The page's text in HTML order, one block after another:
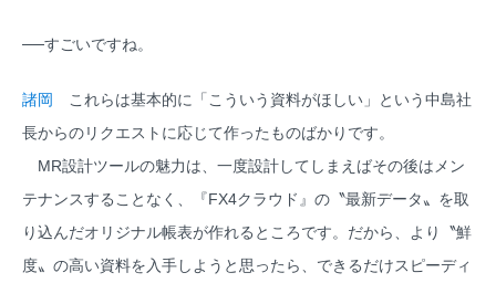
──すごいですね。
諸岡
これらは基本的に「こういう資料がほしい」という中島社
長からのリクエストに応じて作ったものばかりです。
MR設計ツールの魅力は、一度設計してしまえばその後はメン
テナンスすることなく、『FX4クラウド』の〝最新データ〟を取
り込んだオリジナル帳表が作れるところです。だから、より〝鮮
度〟の高い資料を入手しようと思ったら、できるだけスピーディ